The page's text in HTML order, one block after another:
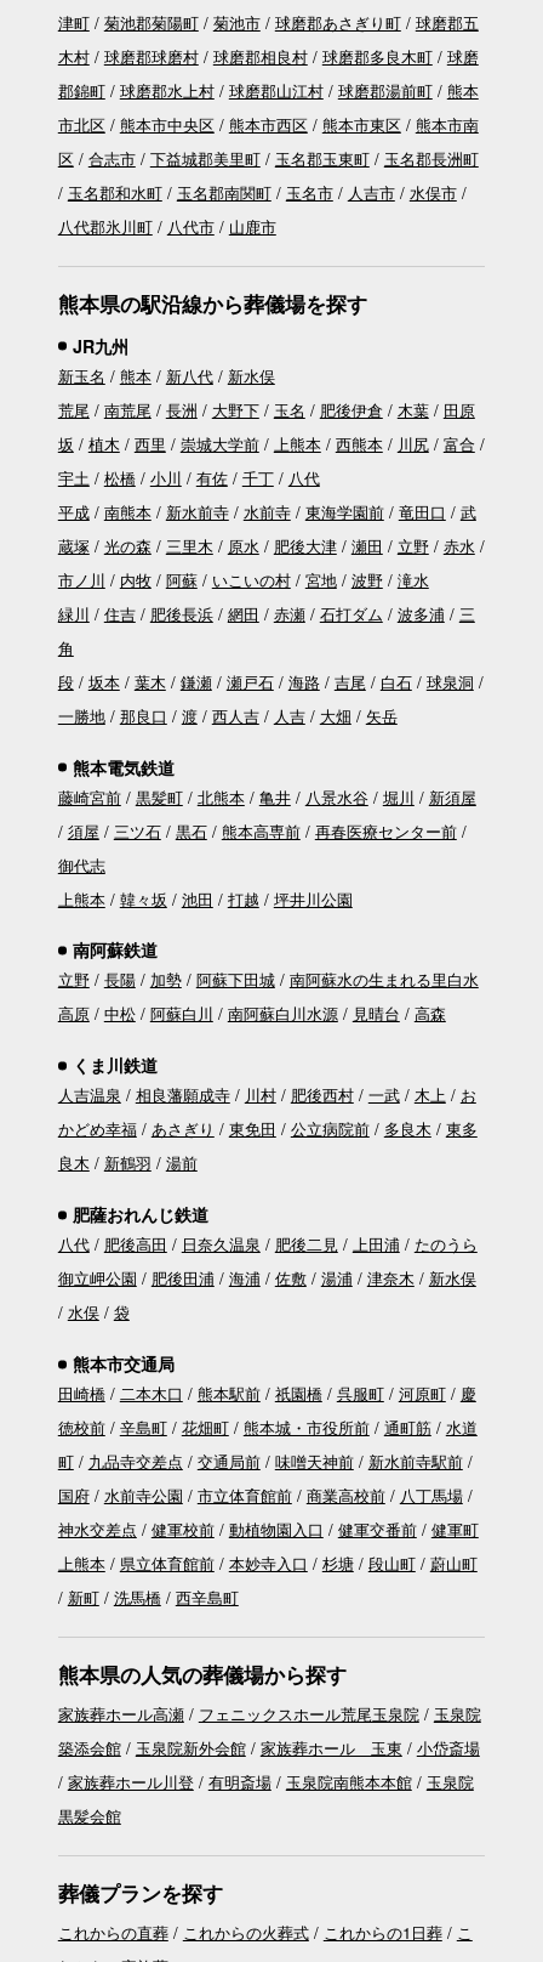
津町
菊池郡菊陽町 菊池市 球磨郡あさぎり町
球磨郡五
木村
球磨郡球磨村 球磨郡相良村 球磨郡多良木町
球磨
郡錦町
球磨郡水上村 球磨郡山江村 球磨郡湯前町
熊本
市北区
熊本市中央区 熊本市西区 熊本市東区
熊本市南
区
合志市 下益城郡美里町 玉名郡玉東町
玉名郡長洲町
玉名郡和水町
玉名郡南関町 玉名市 人吉市
水俣市
八代郡氷川町
八代市 山鹿市
熊本県の駅沿線から葬儀場を探す
JR九州
新玉名 熊本 新八代
新水俣
荒尾
南荒尾 長洲 大野下 玉名 肥後伊倉 木葉
田原
坂
植木 西里 崇城大学前 上熊本 西熊本 川尻
富合
宇土
松橋 小川 有佐 千丁
八代
平成
南熊本 新水前寺 水前寺 東海学園前 竜田口
武
蔵塚
光の森 三里木 原水 肥後大津 瀬田 立野
赤水
市ノ川
内牧 阿蘇 いこいの村 宮地 波野
滝水
緑川
住吉 肥後長浜 網田 赤瀬 石打ダム 波多浦
三
角
段
坂本 葉木 鎌瀬 瀬戸石 海路 吉尾 白石
球泉洞
一勝地
那良口 渡 西人吉 人吉 大畑 矢岳
熊本電気鉄道
藤崎宮前 黒髪町 北熊本 亀井 八景水谷 堀川
新須屋
須屋
三ツ石 黒石 熊本高専前
再春医療センター前
御代志
上熊本
韓々坂 池田 打越 坪井川公園
南阿蘇鉄道
立野 長陽 加勢 阿蘇下田城
南阿蘇水の生まれる里白水
高原
中松 阿蘇白川 南阿蘇白川水源 見晴台 高森
くま川鉄道
人吉温泉 相良藩願成寺 川村 肥後西村 一武 木上
お
かどめ幸福
あさぎり 東免田 公立病院前 多良木
東多
良木
新鶴羽 湯前
肥薩おれんじ鉄道
八代 肥後高田 日奈久温泉 肥後二見 上田浦
たのうら
御立岬公園
肥後田浦 海浦 佐敷 湯浦 津奈木
新水俣
水俣
袋
熊本市交通局
田崎橋 二本木口 熊本駅前 祇園橋 呉服町 河原町
慶
徳校前
辛島町 花畑町 熊本城・市役所前 通町筋
水道
町
九品寺交差点 交通局前 味噌天神前
新水前寺駅前
国府
水前寺公園 市立体育館前 商業高校前
八丁馬場
神水交差点
健軍校前 動植物園入口 健軍交番前
健軍町
上熊本
県立体育館前 本妙寺入口 杉塘 段山町
蔚山町
新町
洗馬橋 西辛島町
熊本県の人気の葬儀場から探す
家族葬ホール高瀬 フェニックスホール荒尾玉泉院
玉泉院
築添会館
玉泉院新外会館 家族葬ホール 玉東
小岱斎場
家族葬ホール川登
有明斎場 玉泉院南熊本本館
玉泉院
黒髪会館
葬儀プランを探す
これからの直葬 これからの火葬式 これからの1日葬
こ